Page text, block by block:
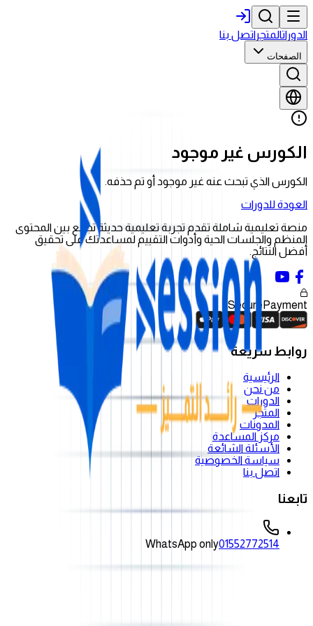
الدوراتالمتجراتصل بنا
الصفحات
الكورس غير موجود
الكورس الذي تبحث عنه غير موجود أو تم حذفه.
العودة للدورات
منصة تعليمية شاملة تقدم تجربة تعليمية حديثة تجمع بين المحتوى
المنظم والجلسات الحية وأدوات التقييم لمساعدتك على تحقيق
أفضل النتائج.
Secure Payment
روابط سريعة
الرئيسية
من نحن
الدورات
المتجر
المدونات
مركز المساعدة
الأسئلة الشائعة
سياسة الخصوصية
اتصل بنا
تابعنا
01552772514
WhatsApp only